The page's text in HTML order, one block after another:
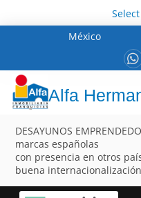
México
Alfa
DESAYUNOS
marcas españolas
con presencia en otros
buena